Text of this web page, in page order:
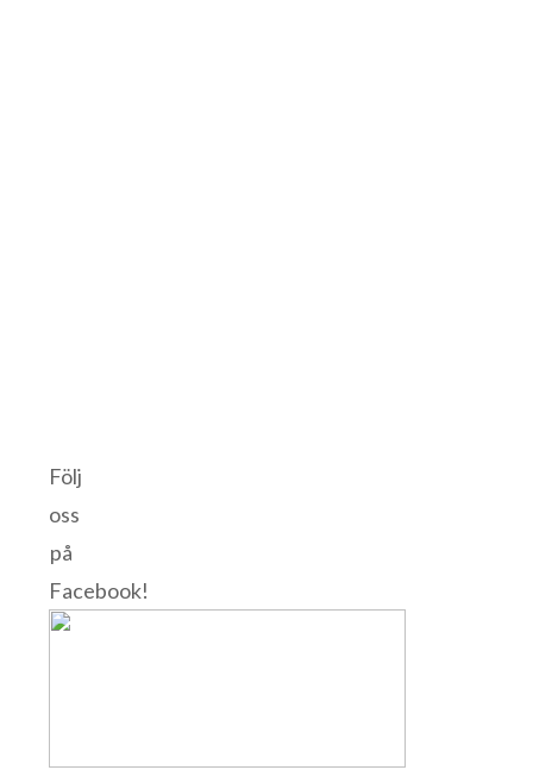
Följ
oss
på
Facebook!